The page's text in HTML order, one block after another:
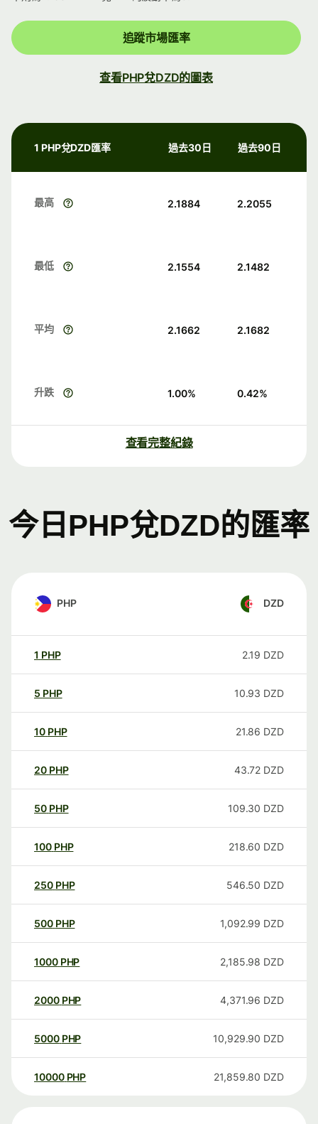
追蹤市場匯率
查看PHP兌DZD的圖表
1 PHP兌DZD匯率 過去30日 過去90日
最高 2.1884 2.2055
最低 2.1554 2.1482
平均 2.1662 2.1682
升跌 1.00% 0.42%
查看完整紀錄
今日PHP兌DZD的匯率
PHP DZD
1 PHP 2.19 DZD
5 PHP 10.93 DZD
10 PHP 21.86 DZD
20 PHP 43.72 DZD
50 PHP 109.30 DZD
100 PHP 218.60 DZD
250 PHP 546.50 DZD
500 PHP 1,092.99 DZD
1000 PHP 2,185.98 DZD
2000 PHP 4,371.96 DZD
5000 PHP 10,929.90 DZD
10000 PHP 21,859.80 DZD